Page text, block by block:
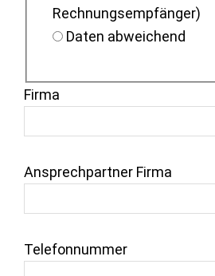
Rechnungsempfänger)
Daten abweichend
Firma
Ansprechpartner Firma
Telefonnummer